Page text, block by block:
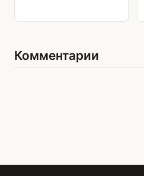
Комментарии